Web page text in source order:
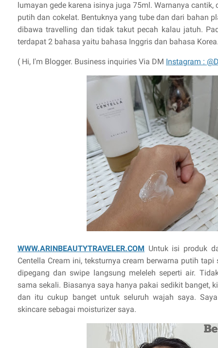
lumayan gede karena isinya juga 75ml. Warnanya
putih dan cokelat. Bentuknya yang tube dan dari bahan
dibawa travelling dan tidak takut pecah kalau jatuh.
terdapat 2 bahasa yaitu bahasa Inggris dan bahasa
( Hi, I'm Blogger. Business inquiries Via DM Instagram :
WWW.ARINBEAUTYTRAVELER.COM Untuk isi produk
Centella Cream ini, teksturnya cream berwarna putih
dipegang dan swipe langsung meleleh seperti air.
sama sekali. Biasanya saya hanya pakai sedikit banget,
dan itu cukup banget untuk seluruh wajah saya.
skincare sebagai moisturizer saya.